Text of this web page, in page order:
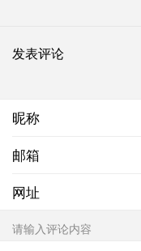
发表评论
昵称
邮箱
网址
请输入评论内容